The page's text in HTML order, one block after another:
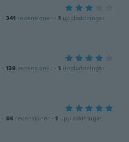
· 341 recensioner · 1 uppladdningar
· 139 recensioner · 1 uppladdningar
· 64 recensioner · 1 uppladdningar